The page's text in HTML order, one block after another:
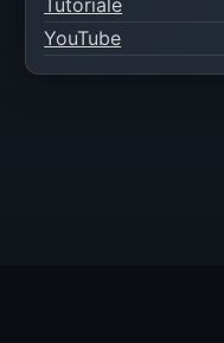
Tutoriale
YouTube